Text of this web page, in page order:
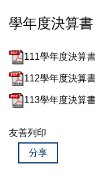
學年度決算書
111學年度決算
112學年度決算
113學年度決算
友善列印
分享